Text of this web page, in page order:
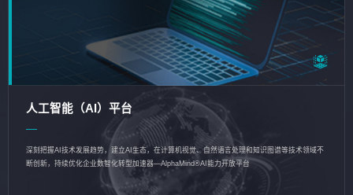
人工智能（AI）平台
深刻把握AI技术发展趋势，建立AI生态，在计算机视觉、自然语言处理和知识图谱等技术领域不
断创新，持续优化企业数智化转型加速器—AlphaMind®AI能力开放平台